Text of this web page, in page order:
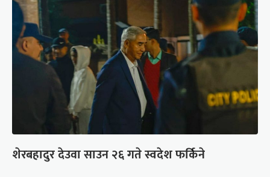
शेरबहादुर देउवा साउन २६ गते स्वदेश फर्किने